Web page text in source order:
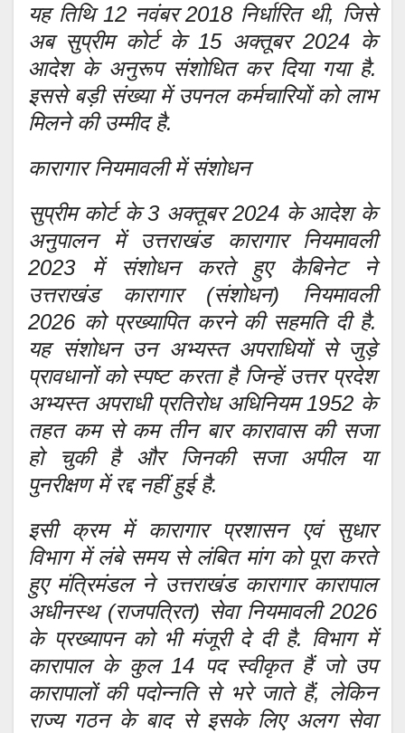
यह तिथि 12 नवंबर 2018 निर्धारित थी, जिसे
अब सुप्रीम कोर्ट के 15 अक्तूबर 2024 के
आदेश के अनुरूप संशोधित कर दिया गया है.
इससे बड़ी संख्या में उपनल कर्मचारियों को लाभ
मिलने की उम्मीद है.
कारागार नियमावली में संशोधन
सुप्रीम कोर्ट के 3 अक्तूबर 2024 के आदेश के
अनुपालन में उत्तराखंड कारागार नियमावली
2023 में संशोधन करते हुए कैबिनेट ने
उत्तराखंड कारागार (संशोधन) नियमावली
2026 को प्रख्यापित करने की सहमति दी है.
यह संशोधन उन अभ्यस्त अपराधियों से जुड़े
प्रावधानों को स्पष्ट करता है जिन्हें उत्तर प्रदेश
अभ्यस्त अपराधी प्रतिरोध अधिनियम 1952 के
तहत कम से कम तीन बार कारावास की सजा
हो चुकी है और जिनकी सजा अपील या
पुनरीक्षण में रद्द नहीं हुई है.
इसी क्रम में कारागार प्रशासन एवं सुधार
विभाग में लंबे समय से लंबित मांग को पूरा करते
हुए मंत्रिमंडल ने उत्तराखंड कारागार कारापाल
अधीनस्थ (राजपत्रित) सेवा नियमावली 2026
के प्रख्यापन को भी मंजूरी दे दी है. विभाग में
कारापाल के कुल 14 पद स्वीकृत हैं जो उप
कारापालों की पदोन्नति से भरे जाते हैं, लेकिन
राज्य गठन के बाद से इसके लिए अलग सेवा